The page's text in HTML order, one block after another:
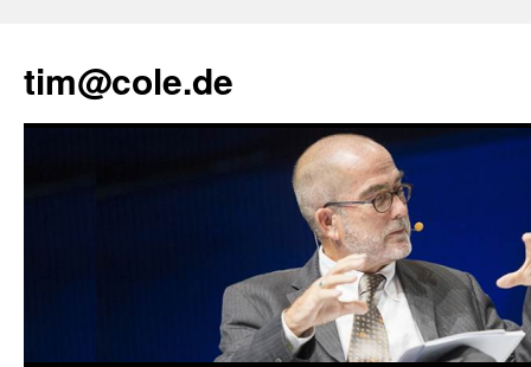
tim@cole.de